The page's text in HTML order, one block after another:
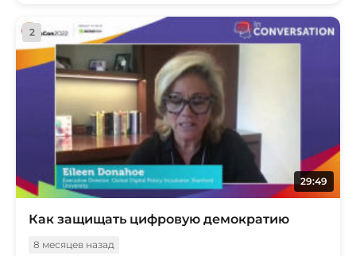
2
29:49
Как защищать цифровую демократию
8 месяцев назад